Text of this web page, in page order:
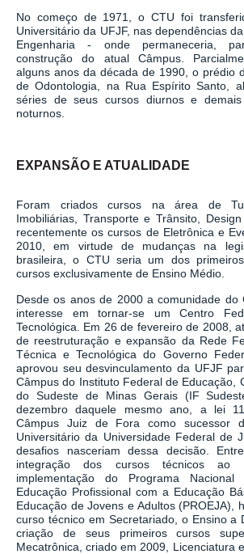
No começo de 1971, o CTU foi
Universitário da UFJF, nas dependências
Engenharia - onde permaneceria,
construção do atual Câmpus.
alguns anos da década de 1990, o prédio
de Odontologia, na Rua Espírito Santo,
séries de seus cursos diurnos e
noturnos.
EXPANSÃO E ATUALIDADE
Foram criados cursos na área de
Imobiliárias, Transporte e Trânsito,
recentemente os cursos de Eletrônica e
2010, em virtude de mudanças na
brasileira, o CTU seria um dos
cursos exclusivamente de Ensino Médio.
Desde os anos de 2000 a comunidade do
interesse em tornar-se um Centro
Tecnológica. Em 26 de fevereiro de 2008,
de reestruturação e expansão da Rede
Técnica e Tecnológica do Governo
aprovou seu desvinculamento da UFJF
Câmpus do Instituto Federal de Educação,
do Sudeste de Minas Gerais (IF
dezembro daquele mesmo ano, a lei
Câmpus Juiz de Fora como sucessor
Universitário da Universidade Federal de
desafios nasceriam dessa decisão.
integração dos cursos técnicos ao
implementação do Programa
Educação Profissional com a Educação
Educação de Jovens e Adultos (PROEJA),
curso técnico em Secretariado, o Ensino a
criação de seus primeiros cursos
Mecatrônica, criado em 2009, Licenciatura